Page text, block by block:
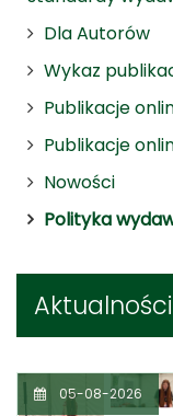
Dla Autorów
Wykaz
Publikacje
Publikacje
Nowości
Polityka
Aktualności
05-08-2026